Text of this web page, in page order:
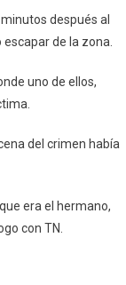
después al
de la zona.
uno de ellos,
del crimen había
era el hermano,
con TN.